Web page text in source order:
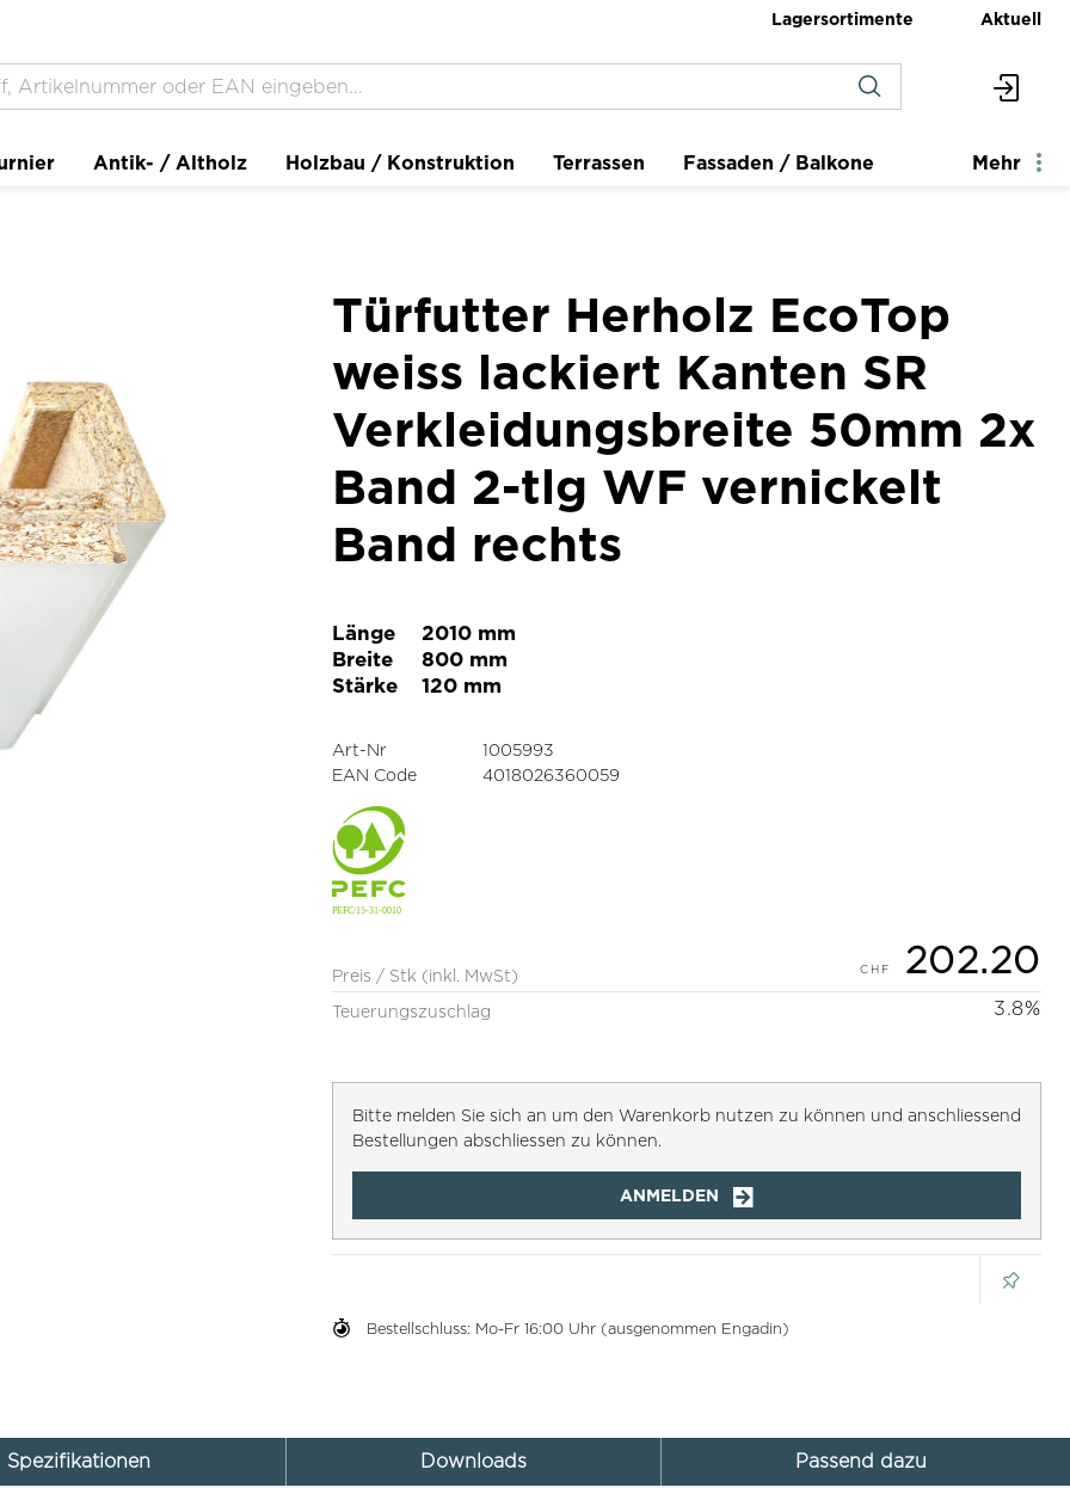
Lagersortimente Aktuell
Antik- / Altholz Holzbau / Konstruktion Terrassen Fassaden / Balkone Mehr
Türfutter Herholz EcoTop
weiss lackiert Kanten SR
Verkleidungsbreite 50mm 2x
Band 2-tlg WF vernickelt
Band rechts
Länge
2010 mm
Breite
800 mm
Stärke
120 mm
Preis / Stk (inkl. MwSt) 202.20
Teuerungszuschlag 3.8%
Bitte melden Sie sich an um den Warenkorb nutzen zu können und anschliessend
Bestellungen abschliessen zu können.
ANMELDEN
Bestellschluss: Mo-Fr 16:00 Uhr (ausgenommen Engadin)
Art-Nr
1005993
EAN Code
4018026360059
Spezifikationen Downloads Passend dazu